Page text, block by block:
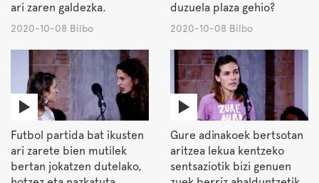
ari zaren galdezka.
2020-10-08 Bilbo
duzuela plaza gehio?
2020-10-08 Bilbo
Futbol partida bat ikusten
ari zarete bien mutilek
bertan jokatzen dutelako,
Gure adinakoek bertsotan
aritzea lekua kentzeko
sentsaziotik bizi genuen